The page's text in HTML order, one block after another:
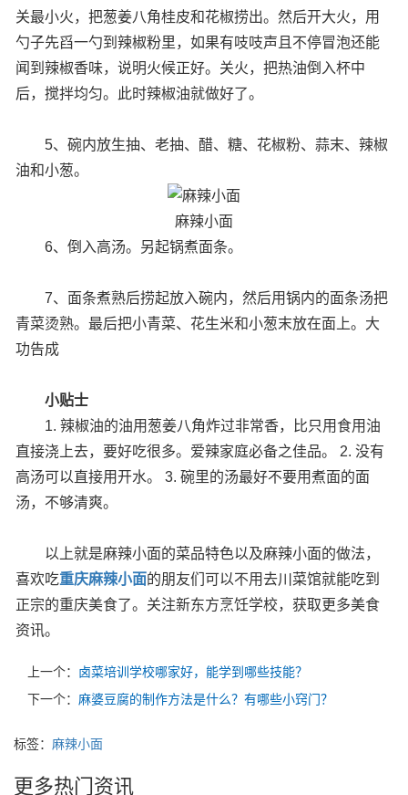
关最小火，把葱姜八角桂皮和花椒捞出。然后开大火，用
勺子先舀一勺到辣椒粉里，如果有吱吱声且不停冒泡还能
闻到辣椒香味，说明火候正好。关火，把热油倒入杯中
后，搅拌均匀。此时辣椒油就做好了。
5、碗内放生抽、老抽、醋、糖、花椒粉、蒜末、辣椒
油和小葱。
麻辣小面
6、倒入高汤。另起锅煮面条。
7、面条煮熟后捞起放入碗内，然后用锅内的面条汤把
青菜烫熟。最后把小青菜、花生米和小葱末放在面上。大
功告成
小贴士
1. 辣椒油的油用葱姜八角炸过非常香，比只用食用油
直接浇上去，要好吃很多。爱辣家庭必备之佳品。 2. 没有
高汤可以直接用开水。 3. 碗里的汤最好不要用煮面的面
汤，不够清爽。
以上就是麻辣小面的菜品特色以及麻辣小面的做法，
喜欢吃重庆麻辣小面的朋友们可以不用去川菜馆就能吃到
正宗的重庆美食了。关注新东方烹饪学校，获取更多美食
资讯。
上一个： 卤菜培训学校哪家好，能学到哪些技能？
下一个： 麻婆豆腐的制作方法是什么？有哪些小窍门？
标签： 麻辣小面
更多热门资讯